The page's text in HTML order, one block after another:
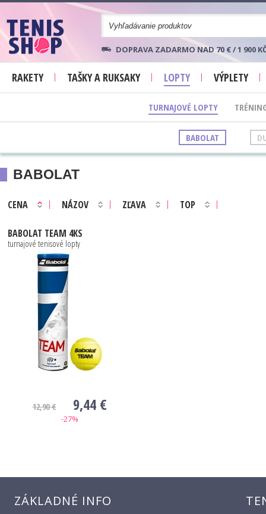
RAKETY TAŠKY A RUKSAKY LOPTY VÝPLETY
TURNAJOVÉ LOPTY
BABOLAT
DOPRAVA ZADARMO NAD 70 € / 1 900
BABOLAT
CENA NÁZOV ZĽAVA TOP
BABOLAT TEAM 4KS
turnajové tenisové lopty
12,90 € 9,44 €
-27%
ZÁKLADNÉ INFO